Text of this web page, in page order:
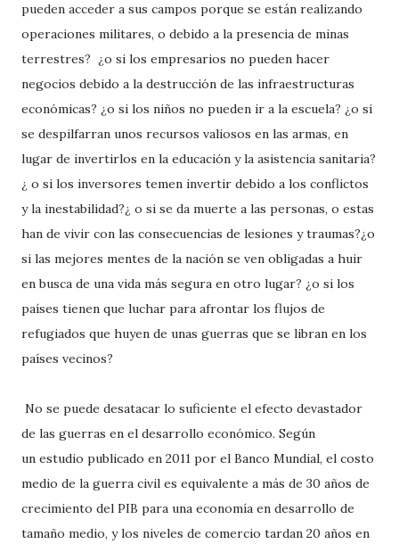
pueden acceder a sus campos porque se están realizando
operaciones militares, o debido a la presencia de minas
terrestres? ¿o si los empresarios no pueden hacer
negocios debido a la destrucción de las infraestructuras
económicas? ¿o si los niños no pueden ir a la escuela? ¿o si
se despilfarran unos recursos valiosos en las armas, en
lugar de invertirlos en la educación y la asistencia sanitaria?
¿ o si los inversores temen invertir debido a los conflictos
y la inestabilidad?¿ o si se da muerte a las personas, o estas
han de vivir con las consecuencias de lesiones y traumas?¿o
si las mejores mentes de la nación se ven obligadas a huir
en busca de una vida más segura en otro lugar? ¿o si los
países tienen que luchar para afrontar los flujos de
refugiados que huyen de unas guerras que se libran en los
países vecinos?
No se puede desatacar lo suficiente el efecto devastador
de las guerras en el desarrollo económico. Según
un estudio publicado en 2011 por el Banco Mundial, el costo
medio de la guerra civil es equivalente a más de 30 años de
crecimiento del PIB para una economía en desarrollo de
tamaño medio, y los niveles de comercio tardan 20 años en